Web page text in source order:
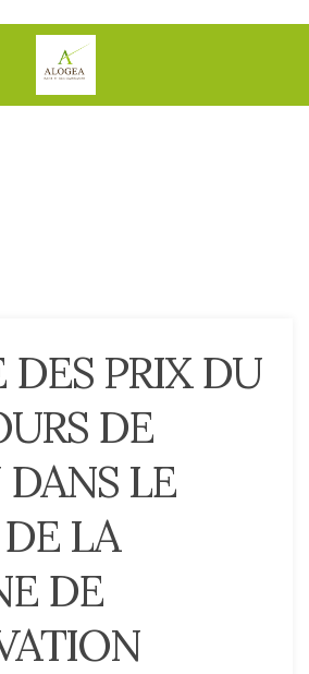
DES PRIX DU
DE
LE
LA
DE